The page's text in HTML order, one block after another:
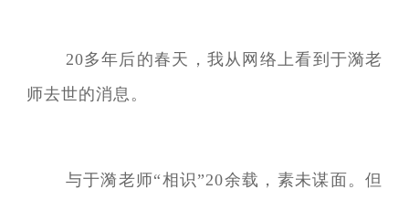
20多年后的春天，我从网络上看到于漪老
师去世的消息。
与于漪老师“相识”20余载，素未谋面。但